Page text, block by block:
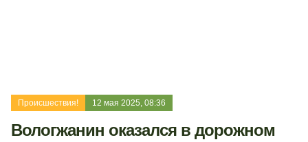
Происшествия! 12 мая 2025, 08:36
Вологжанин оказался в дорожном